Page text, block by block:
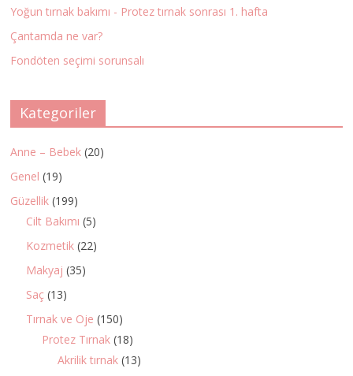
Yoğun tırnak bakımı - Protez tırnak sonrası 1. hafta
Çantamda ne var?
Fondöten seçimi sorunsalı
Kategoriler
Anne – Bebek (20)
Genel (19)
Güzellik (199)
Cilt Bakımı (5)
Kozmetik (22)
Makyaj (35)
Saç (13)
Tırnak ve Oje (150)
Protez Tırnak (18)
Akrilik tırnak (13)